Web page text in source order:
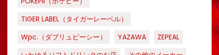
TIGER LABEL（タイガーレーベル）
Wpc.（ダブリュピーシー）
YAZAWA
ZEPEAL